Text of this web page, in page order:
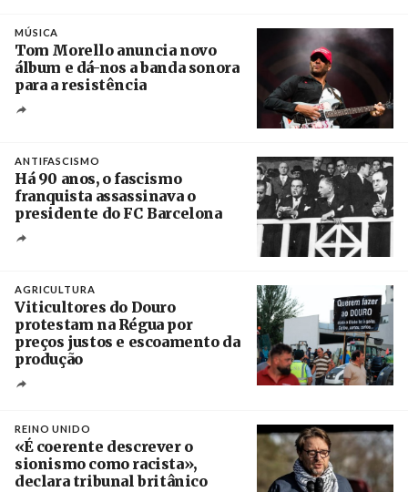
MÚSICA
Tom Morello anuncia novo
álbum e dá-nos a banda sonora
para a resistência
ANTIFASCISMO
Há 90 anos, o fascismo
franquista assassinava o
presidente do FC Barcelona
AGRICULTURA
Viticultores do Douro
protestam na Régua por
preços justos e escoamento da
produção
REINO UNIDO
«É coerente descrever o
sionismo como racista»,
declara tribunal britânico